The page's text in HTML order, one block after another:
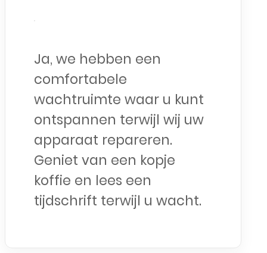
Ja, we hebben een
comfortabele
wachtruimte waar u kunt
ontspannen terwijl wij uw
apparaat repareren.
Geniet van een kopje
koffie en lees een
tijdschrift terwijl u wacht.